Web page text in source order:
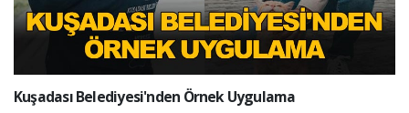
Kuşadası Belediyesi'nden Örnek Uygulama